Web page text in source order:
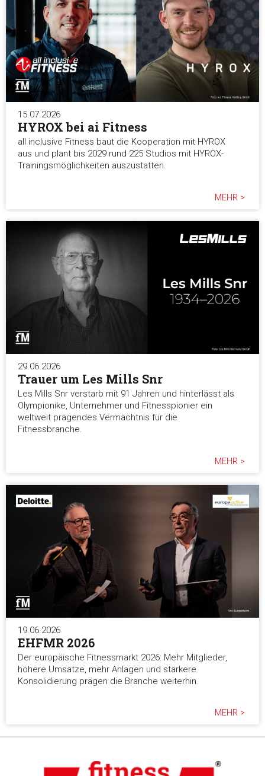
15.07.2026
HYROX bei ai Fitness
all inclusive Fitness baut die Kooperation mit HYROX
aus und plant bis 2029 rund 225 Studios mit HYROX-
Trainingsmöglichkeiten auszustatten.
MEHR >
29.06.2026
Trauer um Les Mills Snr
Les Mills Snr verstarb mit 91 Jahren und hinterlässt als
Olympionike, Unternehmer und Fitnesspionier ein
weltweit prägendes Vermächtnis für die
Fitnessbranche.
MEHR >
19.06.2026
EHFMR 2026
Der europäische Fitnessmarkt 2026: Mehr Mitglieder,
höhere Umsätze, mehr Anlagen und stärkere
Konsolidierung prägen die Branche weiterhin.
MEHR >